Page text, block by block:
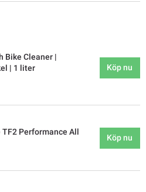
Bike Cleaner |
| 1 liter
Köp nu
Performance All
Köp nu